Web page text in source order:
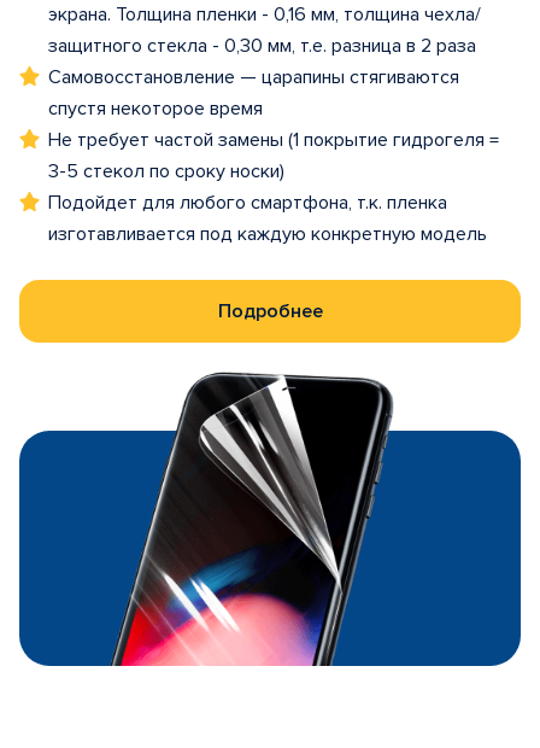
экрана. Толщина пленки - 0,16 мм, толщина чехла/
защитного стекла - 0,30 мм, т.е. разница в 2 раза
Самовосстановление — царапины стягиваются
спустя некоторое время
Не требует частой замены (1 покрытие гидрогеля =
3-5 стекол по сроку носки)
Подойдет для любого смартфона, т.к. пленка
изготавливается под каждую конкретную модель
Подробнее